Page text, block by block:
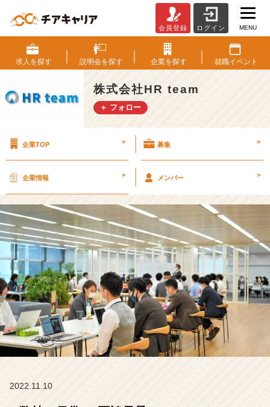
社
の
日
常
⭐️
~
景
式
会
社
H
R
e
a
m
の
タ
イ
ム
会員登録 ログイン MENU
求人を探す 説明会を探す 企業を探す 就職イベント
株式会社HR team
＋ フォロー
企業TOP > 募集 >
企業情報 > メンバー >
2022.11.10